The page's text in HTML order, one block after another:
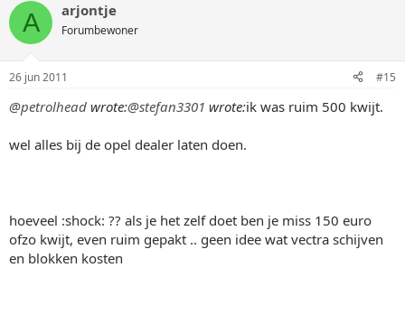
A arjontje
Forumbewoner
26 jun 2011 #15
@petrolhead wrote:@stefan3301 wrote:ik was ruim 500 kwijt.
wel alles bij de opel dealer laten doen.
hoeveel :shock: ?? als je het zelf doet ben je miss 150 euro
ofzo kwijt, even ruim gepakt .. geen idee wat vectra schijven
en blokken kosten